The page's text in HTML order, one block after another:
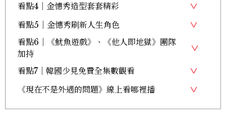
看點4｜金憓秀造型套套精彩
看點5｜金憓秀刷新人生角色
看點6｜《魷魚遊戲》、《他人即地獄》團隊
加持
看點7｜韓國少見免費全集數觀看
《現在不是外遇的問題》線上看哪裡播